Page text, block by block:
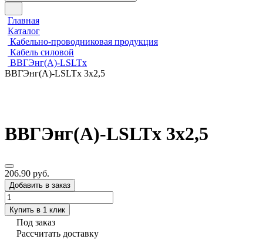
Главная
Каталог
Кабельно-проводниковая продукция
Кабель силовой
ВВГЭнг(А)-LSLTx
ВВГЭнг(А)-LSLTx 3х2,5
ВВГЭнг(А)-LSLTx 3х2,5
206.90 руб.
Добавить в заказ
Купить в 1 клик
Под заказ
Рассчитать доставку